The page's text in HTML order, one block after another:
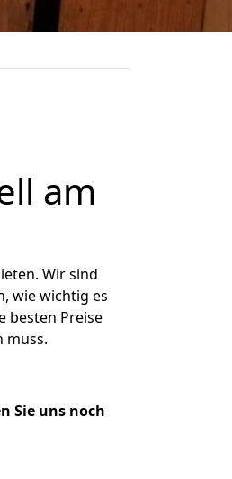
am
Wir sind
wie wichtig es
besten Preise
muss.
Sie uns noch